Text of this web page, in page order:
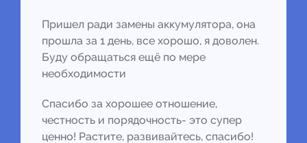
Пришел ради замены аккумулятора, она
прошла за 1 день, все хорошо, я доволен.
Буду обращаться ещё по мере
необходимости
Спасибо за хорошее отношение,
честность и порядочность- это супер
ценно! Растите, развивайтесь, спасибо!